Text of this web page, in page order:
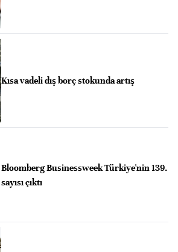
Kısa vadeli dış borç stokunda artış
Bloomberg Businessweek Türkiye'nin 139.
sayısı çıktı